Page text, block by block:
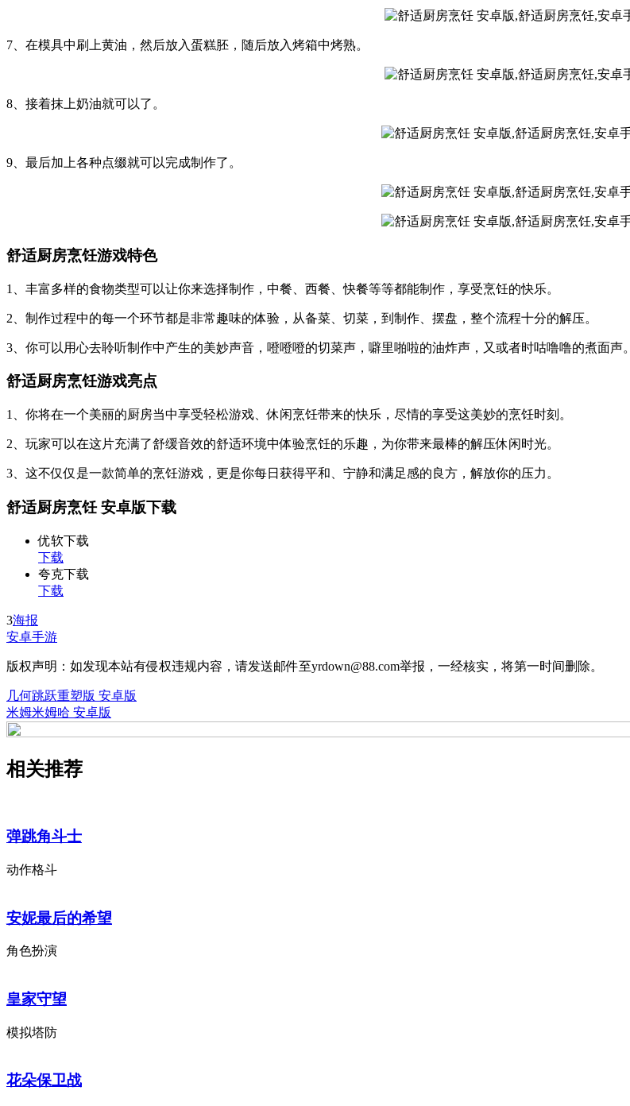
7、在模具中刷上黄油，然后放入蛋糕胚，随后放入烤箱中烤熟。
8、接着抹上奶油就可以了。
9、最后加上各种点缀就可以完成制作了。
舒适厨房烹饪游戏特色
1、丰富多样的食物类型可以让你来选择制作，中餐、西餐、快餐等等都能制作，享受烹饪的快乐。
2、制作过程中的每一个环节都是非常趣味的体验，从备菜、切菜，到制作、摆盘，整个流程十分的解压。
3、你可以用心去聆听制作中产生的美妙声音，噔噔噔的切菜声，噼里啪啦的油炸声，又或者时咕噜噜的煮面声。
舒适厨房烹饪游戏亮点
1、你将在一个美丽的厨房当中享受轻松游戏、休闲烹饪带来的快乐，尽情的享受这美妙的烹饪时刻。
2、玩家可以在这片充满了舒缓音效的舒适环境中体验烹饪的乐趣，为你带来最棒的解压休闲时光。
3、这不仅仅是一款简单的烹饪游戏，更是你每日获得平和、宁静和满足感的良方，解放你的压力。
舒适厨房烹饪 安卓版下载
优软下载
下载
夸克下载
下载
3海报
安卓手游
版权声明：如发现本站有侵权违规内容，请发送邮件至yrdown@88.com举报，一经核实，将第一时间删除。
几何跳跃重塑版 安卓版
米姆米姆哈 安卓版
相关推荐
弹跳角斗士
动作格斗
安妮最后的希望
角色扮演
皇家守望
模拟塔防
花朵保卫战